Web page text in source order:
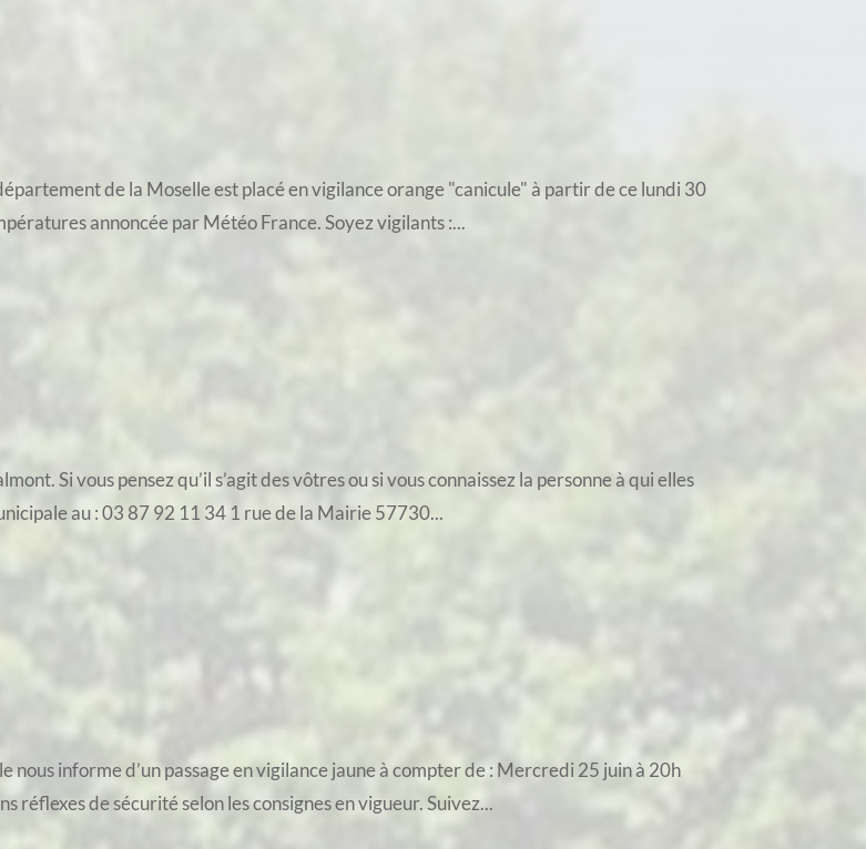
de la Moselle est placé en vigilance orange "canicule" à partir de ce lundi 30
annoncée par Météo France. Soyez vigilants :...
Si vous pensez qu’il s’agit des vôtres ou si vous connaissez la personne à qui elles
au : 03 87 92 11 34 1 rue de la Mairie 57730...
informe d’un passage en vigilance jaune à compter de : Mercredi 25 juin à 20h
réflexes de sécurité selon les consignes en vigueur. Suivez...